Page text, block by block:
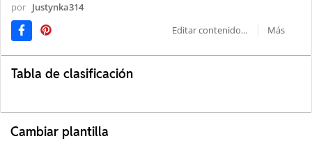
por Justynka314
Editar contenido...
Más
Tabla de clasificación
Cambiar plantilla